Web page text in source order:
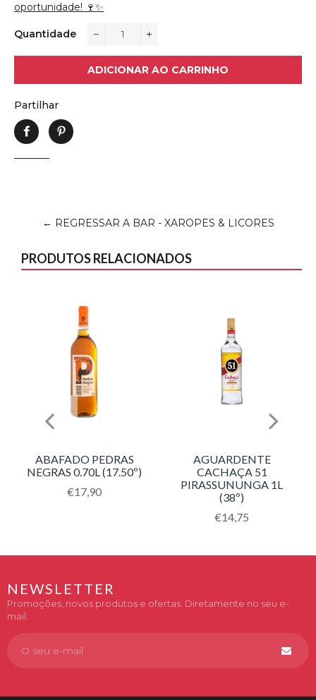
oportunidade! 🍷✨
Quantidade
ADICIONAR AO CARRINHO
Partilhar
Partilhe
← REGRESSAR A BAR - XAROPES & LICORES
PRODUTOS RELACIONADOS
ABAFADO PEDRAS
NEGRAS 0.70L (17.50º)
Translation
€17,90
AGUARDENTE
CACHAÇA 51
PIRASSUNUNGA 1L
(38º)
Translation
€14,75
NEWSLETTER
Promoções, novos produtos e ofertas. Diretamente no seu e-
mail.